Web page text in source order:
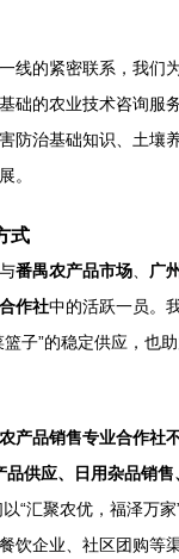
线的紧密联系，我们
础的农业技术咨询服
防治基础知识、土壤
。
式
番禺农产品市场 广
作社中的活跃一员。
子”的稳定供应，也
产品销售专业合作社
品供应、日用杂品销
“汇聚农优，福泽万
饮企业、社区团购等